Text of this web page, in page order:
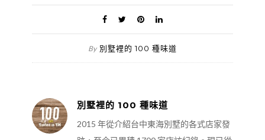
By 別墅裡的 100 種味道
別墅裡的 100 種味道
2015 年從介紹台中東海別墅的各式店家發